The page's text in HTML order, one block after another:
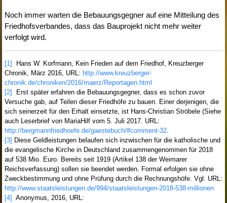
Noch immer warten die Bebauungsgegner auf eine Mitteilung des
Friedhofsverbandes, dass das Bauprojekt nicht mehr weiter
verfolgt wird.
[1]
Hans W. Korfmann, Kein Frieden auf dem Friedhof, Kreuzberger
Chronik, März 2016, URL: http://www.kreuzberger-
chronik.de/chroniken/2016/maerz/Reportagen.html
[2]
Erst später erfahren die Bebauungsgegner, dass es schon zuvor
Versuche gab, auf Teilen dieser Friedhöfe zu bauen. Einer derjenigen, die
sich seinerzeit für den Erhalt einsetzte, ist Hans-Christian Ströbele (Siehe
auch Leserbrief von MariaHilf vom 5. Juli 2017. URL:
http://bergmannfriedhoefe.de/gaestebuch/#comment-32.
[3] Diese Geldleistungen belaufen sich inzwischen für die katholische und
die evangelische Kirche in Deutschland zusammengenommen für 2018
auf 538 Mio. Euro. Bereits seit 1919 (Artikel 138 der Weimarer
Reichsverfassung) sollen sie beendet werden. Formal erfolgen sie ohne
Zweckbestimmung und ohne Prüfung durch die Rechnungshöfe. Vgl. URL:
http://www.staatsleistungen.de/994/staatsleistungen-2018-538-millionen
[4] Anonymus, 2016, URL: